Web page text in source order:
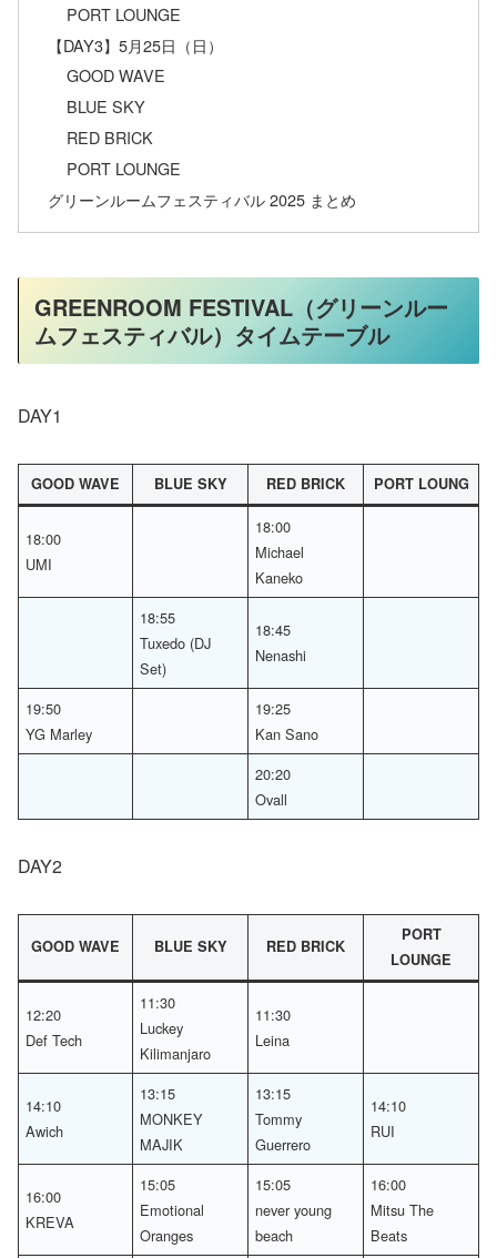
PORT LOUNGE
【DAY3】5月25日（日）
GOOD WAVE
BLUE SKY
RED BRICK
PORT LOUNGE
グリーンルームフェスティバル 2025 まとめ
GREENROOM FESTIVAL（グリーンルー
ムフェスティバル）タイムテーブル
DAY1
GOOD WAVE BLUE SKY RED BRICK PORT LOUNG
18:00
UMI
18:00
Michael
Kaneko
18:55
Tuxedo (DJ
Set)
18:45
Nenashi
19:50
YG Marley
19:25
Kan Sano
20:20
Ovall
DAY2
GOOD WAVE BLUE SKY RED BRICK
PORT
LOUNGE
12:20
Def Tech
11:30
Luckey
Kilimanjaro
11:30
Leina
14:10
Awich
13:15
MONKEY
MAJIK
13:15
Tommy
Guerrero
14:10
RUI
16:00
KREVA
15:05
Emotional
Oranges
15:05
never young
beach
16:00
Mitsu The
Beats